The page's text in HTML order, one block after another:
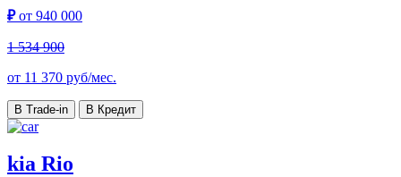
₽от 940 000
1 534 900
от 11 370 руб/мес.
В Trade-in В Кредит
kia Rio